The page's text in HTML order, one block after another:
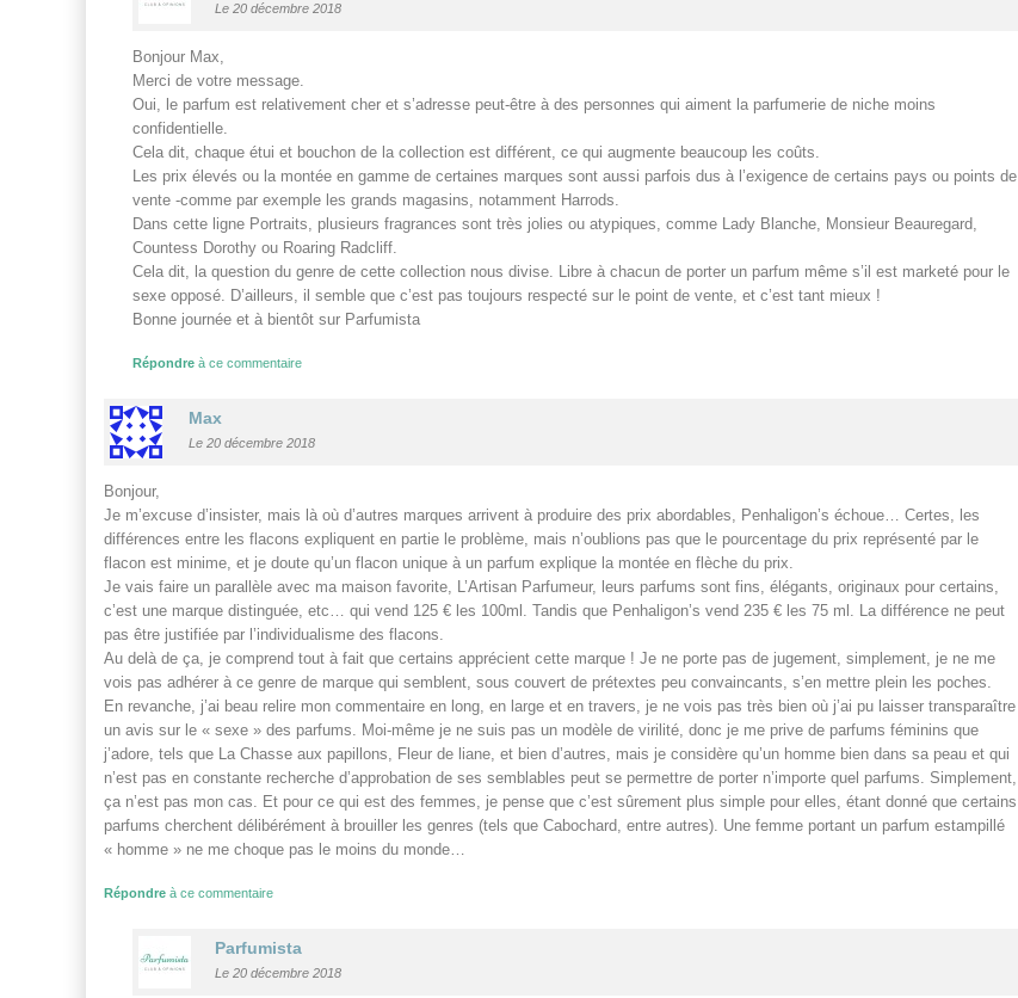
Le 20 décembre 2018
Bonjour Max,
Merci de votre message.
Oui, le parfum est relativement cher et s’adresse peut-être à des personnes qui aiment la parfumerie de niche moins
confidentielle.
Cela dit, chaque étui et bouchon de la collection est différent, ce qui augmente beaucoup les coûts.
Les prix élevés ou la montée en gamme de certaines marques sont aussi parfois dus à l’exigence de certains pays ou points de
vente -comme par exemple les grands magasins, notamment Harrods.
Dans cette ligne Portraits, plusieurs fragrances sont très jolies ou atypiques, comme Lady Blanche, Monsieur Beauregard,
Countess Dorothy ou Roaring Radcliff.
Cela dit, la question du genre de cette collection nous divise. Libre à chacun de porter un parfum même s’il est marketé pour le
sexe opposé. D’ailleurs, il semble que c’est pas toujours respecté sur le point de vente, et c’est tant mieux !
Bonne journée et à bientôt sur Parfumista
Répondre à ce commentaire
Max
Le 20 décembre 2018
Bonjour,
Je m’excuse d’insister, mais là où d’autres marques arrivent à produire des prix abordables, Penhaligon’s échoue… Certes, les
différences entre les flacons expliquent en partie le problème, mais n’oublions pas que le pourcentage du prix représenté par le
flacon est minime, et je doute qu’un flacon unique à un parfum explique la montée en flèche du prix.
Je vais faire un parallèle avec ma maison favorite, L’Artisan Parfumeur, leurs parfums sont fins, élégants, originaux pour certains,
c’est une marque distinguée, etc… qui vend 125 € les 100ml. Tandis que Penhaligon’s vend 235 € les 75 ml. La différence ne peut
pas être justifiée par l’individualisme des flacons.
Au delà de ça, je comprend tout à fait que certains apprécient cette marque ! Je ne porte pas de jugement, simplement, je ne me
vois pas adhérer à ce genre de marque qui semblent, sous couvert de prétextes peu convaincants, s’en mettre plein les poches.
En revanche, j’ai beau relire mon commentaire en long, en large et en travers, je ne vois pas très bien où j’ai pu laisser transparaître
un avis sur le « sexe » des parfums. Moi-même je ne suis pas un modèle de virilité, donc je me prive de parfums féminins que
j’adore, tels que La Chasse aux papillons, Fleur de liane, et bien d’autres, mais je considère qu’un homme bien dans sa peau et qui
n’est pas en constante recherche d’approbation de ses semblables peut se permettre de porter n’importe quel parfums. Simplement,
ça n’est pas mon cas. Et pour ce qui est des femmes, je pense que c’est sûrement plus simple pour elles, étant donné que certains
parfums cherchent délibérément à brouiller les genres (tels que Cabochard, entre autres). Une femme portant un parfum estampillé
« homme » ne me choque pas le moins du monde…
Répondre à ce commentaire
Parfumista
Le 20 décembre 2018